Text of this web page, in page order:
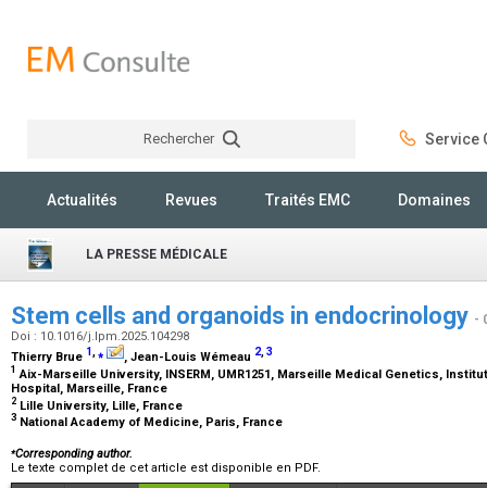
Rechercher Service
Actualités Revues Traités EMC Domaines
LA PRESSE MÉDICALE
Stem cells and organoids in endocrinology -
Doi : 10.1016/j.lpm.2025.104298
Thierry Brue 1,⁎ , Jean-Louis Wémeau 2,3
1 Aix-Marseille University, INSERM, UMR1251, Marseille Medical Genetics,
Hospital, Marseille, France
2 Lille University, Lille, France
3 National Academy of Medicine, Paris, France
⁎Corresponding author.
Le texte complet de cet article est disponible en PDF.